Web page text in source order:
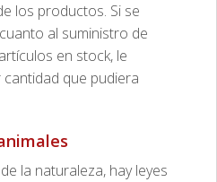
los productos. Si se
al suministro de
en stock, le
que pudiera
la naturaleza, hay leyes